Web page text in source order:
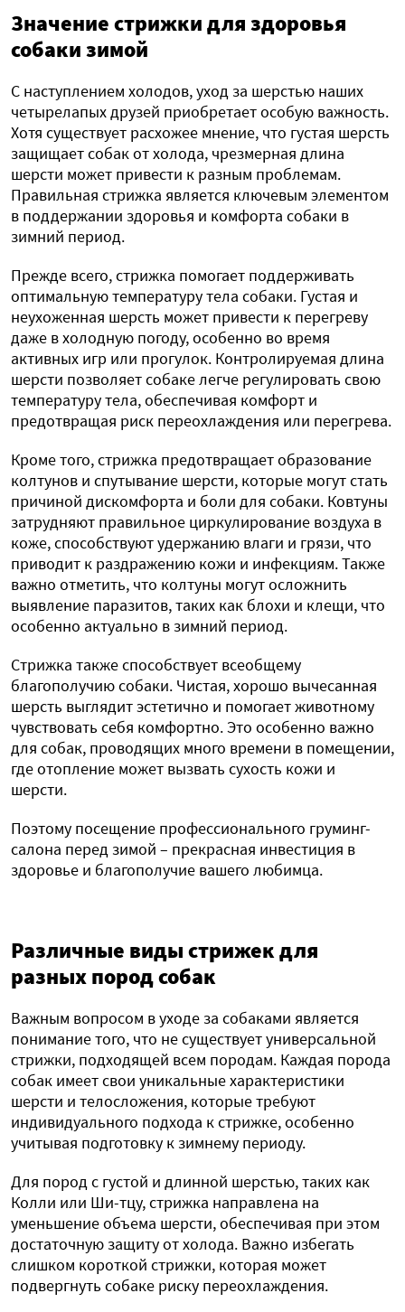
Значение стрижки для здоровья
собаки зимой
С наступлением холодов, уход за шерстью наших
четырелапых друзей приобретает особую важность.
Хотя существует расхожее мнение, что густая шерсть
защищает собак от холода, чрезмерная длина
шерсти может привести к разным проблемам.
Правильная стрижка является ключевым элементом
в поддержании здоровья и комфорта собаки в
зимний период.
Прежде всего, стрижка помогает поддерживать
оптимальную температуру тела собаки. Густая и
неухоженная шерсть может привести к перегреву
даже в холодную погоду, особенно во время
активных игр или прогулок. Контролируемая длина
шерсти позволяет собаке легче регулировать свою
температуру тела, обеспечивая комфорт и
предотвращая риск переохлаждения или перегрева.
Кроме того, стрижка предотвращает образование
колтунов и спутывание шерсти, которые могут стать
причиной дискомфорта и боли для собаки. Ковтуны
затрудняют правильное циркулирование воздуха в
коже, способствуют удержанию влаги и грязи, что
приводит к раздражению кожи и инфекциям. Также
важно отметить, что колтуны могут осложнить
выявление паразитов, таких как блохи и клещи, что
особенно актуально в зимний период.
Стрижка также способствует всеобщему
благополучию собаки. Чистая, хорошо вычесанная
шерсть выглядит эстетично и помогает животному
чувствовать себя комфортно. Это особенно важно
для собак, проводящих много времени в помещении,
где отопление может вызвать сухость кожи и
шерсти.
Поэтому посещение профессионального груминг-
салона перед зимой – прекрасная инвестиция в
здоровье и благополучие вашего любимца.
Различные виды стрижек для
разных пород собак
Важным вопросом в уходе за собаками является
понимание того, что не существует универсальной
стрижки, подходящей всем породам. Каждая порода
собак имеет свои уникальные характеристики
шерсти и телосложения, которые требуют
индивидуального подхода к стрижке, особенно
учитывая подготовку к зимнему периоду.
Для пород с густой и длинной шерстью, таких как
Колли или Ши-тцу, стрижка направлена ​​на
уменьшение объема шерсти, обеспечивая при этом
достаточную защиту от холода. Важно избегать
слишком короткой стрижки, которая может
подвергнуть собаке риску переохлаждения.